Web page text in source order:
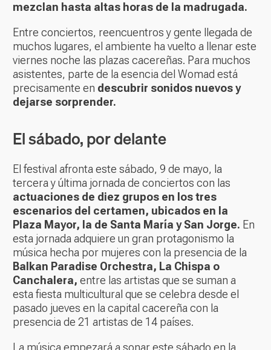
mezclan hasta altas horas de la madrugada.
Entre conciertos, reencuentros y gente llegada de
muchos lugares, el ambiente ha vuelto a llenar este
viernes noche las plazas cacereñas. Para muchos
asistentes, parte de la esencia del Womad está
precisamente en descubrir sonidos nuevos y
dejarse sorprender.
El sábado, por delante
El festival afronta este sábado, 9 de mayo, la
tercera y última jornada de conciertos con las
actuaciones de diez grupos en los tres
escenarios del certamen, ubicados en la
Plaza Mayor, la de Santa María y San Jorge. En
esta jornada adquiere un gran protagonismo la
música hecha por mujeres con la presencia de la
Balkan Paradise Orchestra, La Chispa o
Canchalera, entre las artistas que se suman a
esta fiesta multicultural que se celebra desde el
pasado jueves en la capital cacereña con la
presencia de 21 artistas de 14 países.
La música empezará a sonar este sábado en la